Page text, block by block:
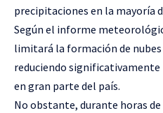
precipitaciones en la mayoría
Según el informe
limitará la formación de
reduciendo significativamente
en gran parte del país.
No obstante, durante horas